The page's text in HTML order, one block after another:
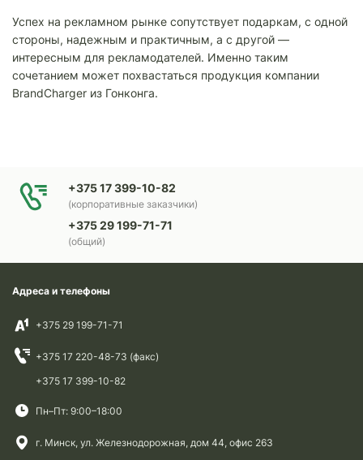
Успех на рекламном рынке сопутствует подаркам, с одной
стороны, надежным и практичным, а с другой —
интересным для рекламодателей. Именно таким
сочетанием может похвастаться продукция компании
BrandCharger из Гонконга.
+375 17 399-10-82
(корпоративные заказчики)
+375 29 199-71-71
(общий)
Адреса и телефоны
+375 29 199-71-71
+375 17 220-48-73 (факс)
+375 17 399-10-82
Пн–Пт: 9:00–18:00
г. Минск, ул. Железнодорожная, дом 44, офис 263